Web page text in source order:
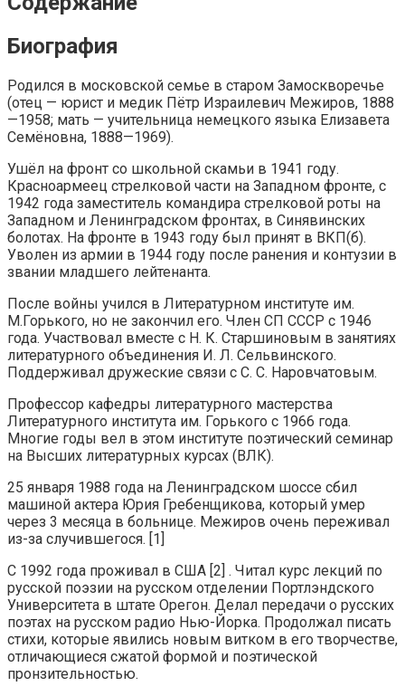
Биография
Родился в московской семье в старом Замоскворечье
(отец — юрист и медик Пётр Израилевич Межиров, 1888
—1958; мать — учительница немецкого языка Елизавета
Семёновна, 1888—1969).
Ушёл на фронт со школьной скамьи в 1941 году.
Красноармеец стрелковой части на Западном фронте, с
1942 года заместитель командира стрелковой роты на
Западном и Ленинградском фронтах, в Синявинских
болотах. На фронте в 1943 году был принят в ВКП(б).
Уволен из армии в 1944 году после ранения и контузии в
звании младшего лейтенанта.
После войны учился в Литературном институте им.
М.Горького, но не закончил его. Член СП СССР с 1946
года. Участвовал вместе с Н. К. Старшиновым в занятиях
литературного объединения И. Л. Сельвинского.
Поддерживал дружеские связи с С. С. Наровчатовым.
Профессор кафедры литературного мастерства
Литературного института им. Горького с 1966 года.
Многие годы вел в этом институте поэтический семинар
на Высших литературных курсах (ВЛК).
25 января 1988 года на Ленинградском шоссе сбил
машиной актера Юрия Гребенщикова, который умер
через 3 месяца в больнице. Межиров очень переживал
из-за случившегося. [1]
С 1992 года проживал в США [2] . Читал курс лекций по
русской поэзии на русском отделении Портлэндского
Университета в штате Орегон. Делал передачи о русских
поэтах на русском радио Нью-Йорка. Продолжал писать
стихи, которые явились новым витком в его творчестве,
отличающиеся сжатой формой и поэтической
пронзительностью.